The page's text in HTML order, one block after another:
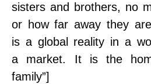
sisters and brothers, no
or how far away they
is a global reality in a
a market. It is the
family”]